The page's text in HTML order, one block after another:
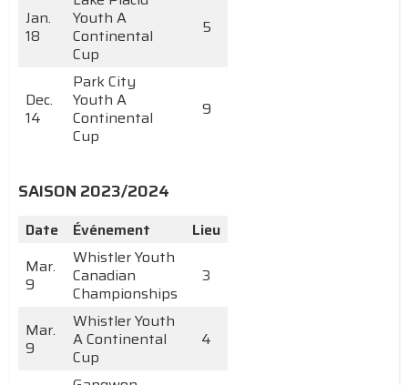
Jan.
18
Youth A
Continental
Cup
5
Dec.
14
Park City
Youth A
Continental
Cup
9
SAISON 2023/2024
Date Événement
Lieu
Mar.
9
Whistler Youth
Canadian
Championships
3
Mar.
9
Whistler Youth
A Continental
Cup
4